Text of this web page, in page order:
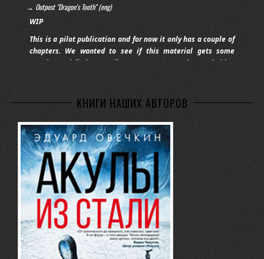
→ Outpost "Dragon's Tooth" (eng)
WIP
This is a pilot publication and for now it only has a couple of
chapters. We wanted to see if this material gets some
traction and finds an audience. As now NATO has ended it’s
own campaign in Afghanistan, it would be interesting to
compare experiences and see what the differences are (if
any) between that campaign and USSR's Intervention fro
КНИГИ НАШИХ АВТОРОВ